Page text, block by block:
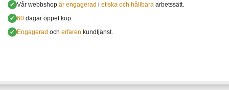
✔ Vår webbshop är engagerad i etiska och hållbara arbetssätt.
✔ 60 dagar öppet köp.
✔ Engagerad och erfaren kundtjänst.